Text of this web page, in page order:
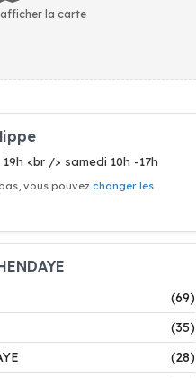
la carte
<br /> samedi 10h -17h
vous pouvez changer les
(69)
(35)
(28)